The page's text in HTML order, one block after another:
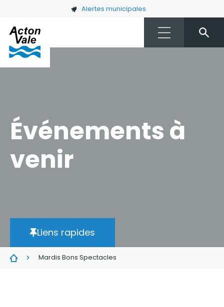
Skip to main content Alertes municipales
Événements à
venir
Liens rapides
Mardis Bons Spectacles